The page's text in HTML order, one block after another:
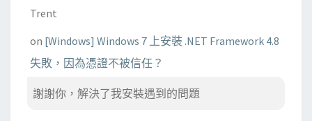
Trent
on [Windows] Windows 7 上安裝 .NET Framework 4.8
失敗，因為憑證不被信任？
謝謝你，解決了我安裝遇到的問題